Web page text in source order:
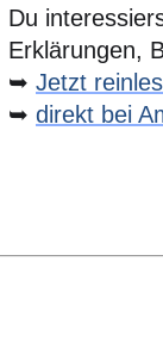
Du
Erklärungen,
➥ Jetzt
➥ direkt bei